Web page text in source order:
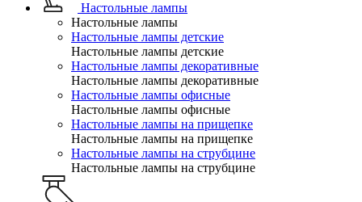
Настольные лампы
Настольные лампы
Настольные лампы детские
Настольные лампы детские
Настольные лампы декоративные
Настольные лампы декоративные
Настольные лампы офисные
Настольные лампы офисные
Настольные лампы на прищепке
Настольные лампы на прищепке
Настольные лампы на струбцине
Настольные лампы на струбцине